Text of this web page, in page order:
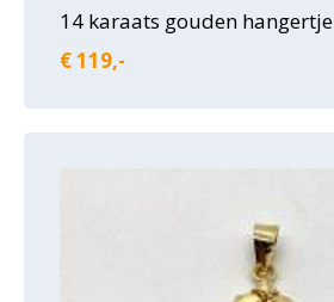
14 karaats gouden hangertje
€ 119,-